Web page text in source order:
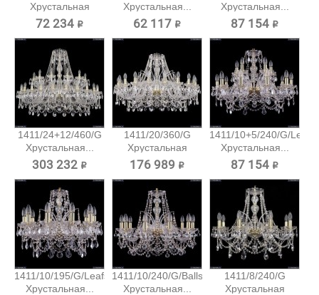
Хрустальная
подвесная...
72 234 ₽
Хрустальная...
62 117 ₽
Хрустальная...
87 154 ₽
1411/24+12/460/G
Хрустальная...
303 232 ₽
1411/20/360/G
Хрустальная
подвесная...
176 989 ₽
1411/10+5/240/G/Leafs
Хрустальная...
87 154 ₽
1411/10/195/G/Leafs
Хрустальная...
1411/10/240/G/Balls
Хрустальная...
1411/8/240/G
Хрустальная